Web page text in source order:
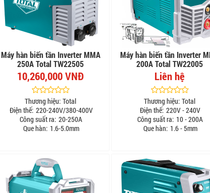
Máy hàn biến tần Inverter MMA
250A Total TW22505
10,260,000 VNĐ
Thương hiệu: Total
Điện thế: 220-240V/380-400V
Công suất ra: 20-250A
Que hàn: 1.6-5.0mm
Máy hàn biến tần Inverter
200A Total TW22005
Liên hệ
Thương hiệu: Total
Điện thế: 220V - 240V
Công suất ra: 10 - 200A
Que hàn: 1.6 - 5mm